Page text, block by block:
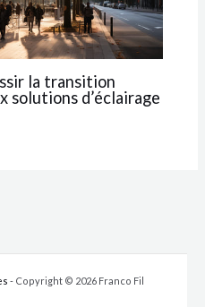
la transition
solutions d’éclairage
- Copyright © 2026 Franco Fil